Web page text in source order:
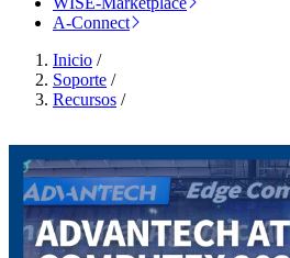
A-Connect
Inicio /
Soporte /
Recursos /